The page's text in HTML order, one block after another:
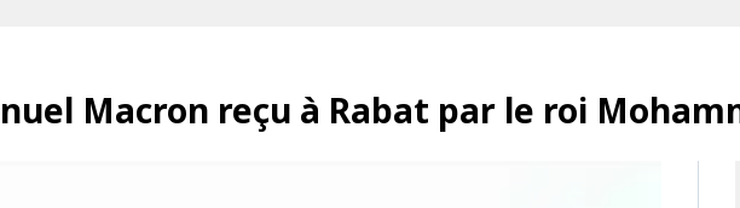
Macron reçu à Rabat par le roi